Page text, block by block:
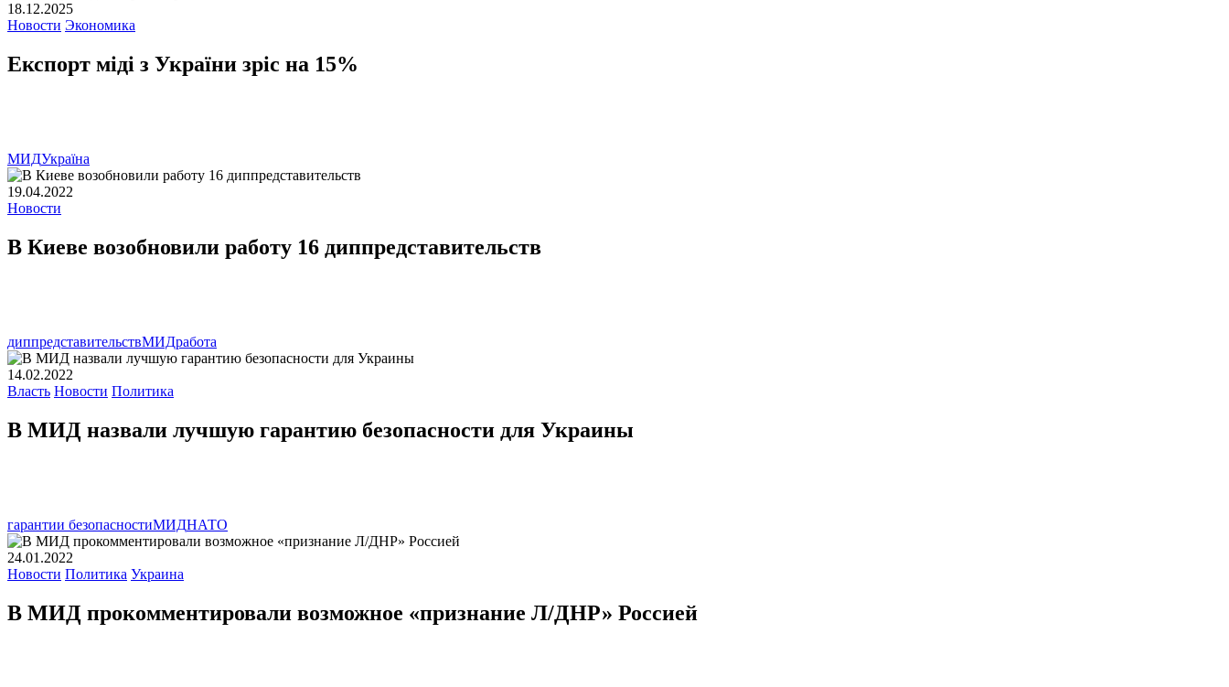
18.12.2025
Новости Экономика
Експорт міді з України зріс на 15%
МИДУкраїна
19.04.2022
Новости
В Киеве возобновили работу 16 диппредставительств
диппредставительствМИДработа
14.02.2022
Власть Новости Политика
В МИД назвали лучшую гарантию безопасности для Украины
гарантии безопасностиМИДНАТО
24.01.2022
Новости Политика Украина
В МИД прокомментировали возможное «признание Л/ДНР» Россией